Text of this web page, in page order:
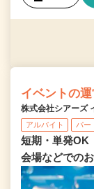
イベントの
株式会社シアーズ
アルバイト パー
短期・単発OK
会場などでの